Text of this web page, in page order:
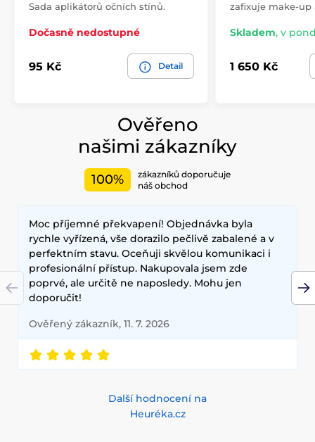
Sada aplikátorů očních stínů.
Dočasně nedostupné
95 Kč Detail
zafixuje make-up
Skladem, v
1 650 Kč
Ověřeno
našimi zákazníky
100%
zákazníků doporučuje
náš obchod
Moc příjemné překvapení! Objednávka byla
rychle vyřízená, vše dorazilo pečlivě zabalené a v
perfektním stavu. Oceňuji skvělou komunikaci i
profesionální přístup. Nakupovala jsem zde
poprvé, ale určitě ne naposledy. Mohu jen
doporučit!
Ověřený zákazník, 11. 7. 2026
Další hodnocení na
Heuréka.cz